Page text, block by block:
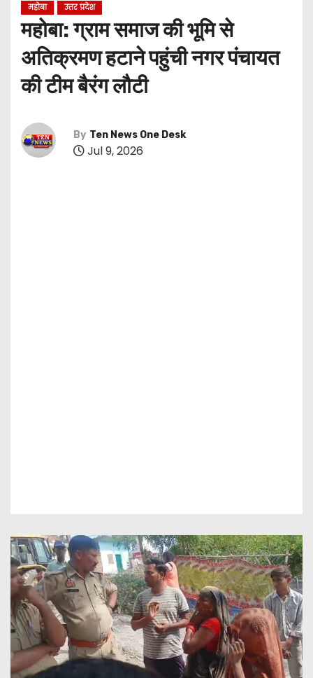
महोबा उत्तर प्रदेश
महोबा: ग्राम समाज की भूमि से
अतिक्रमण हटाने पहुंची नगर पंचायत
की टीम बैरंग लौटी
By Ten News One Desk
Jul 9, 2026